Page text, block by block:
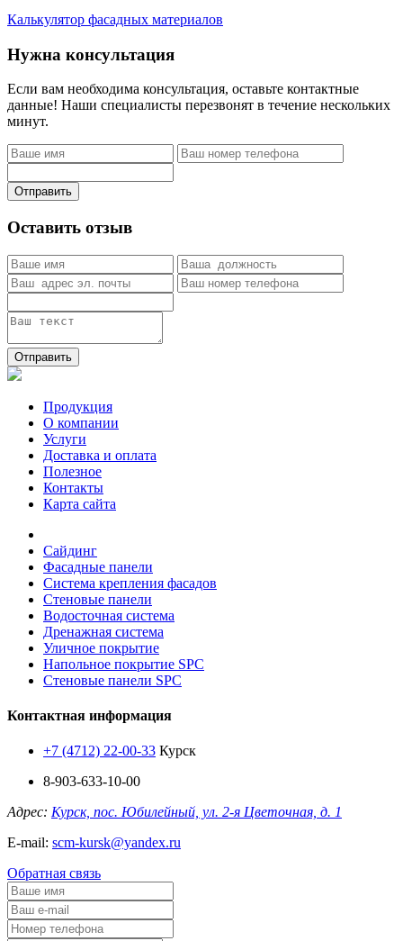
Калькулятор фасадных материалов
Нужна консультация
Если вам необходима консультация, оставьте контактные
данные! Наши специалисты перезвонят в течение нескольких
минут.
Отправить
Оставить отзыв
Отправить
Продукция
О компании
Услуги
Доставка и оплата
Полезное
Контакты
Карта сайта
Сайдинг
Фасадные панели
Система крепления фасадов
Стеновые панели
Водосточная система
Дренажная система
Уличное покрытие
Напольное покрытие SPC
Стеновые панели SPC
Контактная информация
+7 (4712) 22-00-33 Курск
8-903-633-10-00
Адрес: Курск, пос. Юбилейный, ул. 2-я Цветочная, д. 1
E-mail: scm-kursk@yandex.ru
Обратная связь